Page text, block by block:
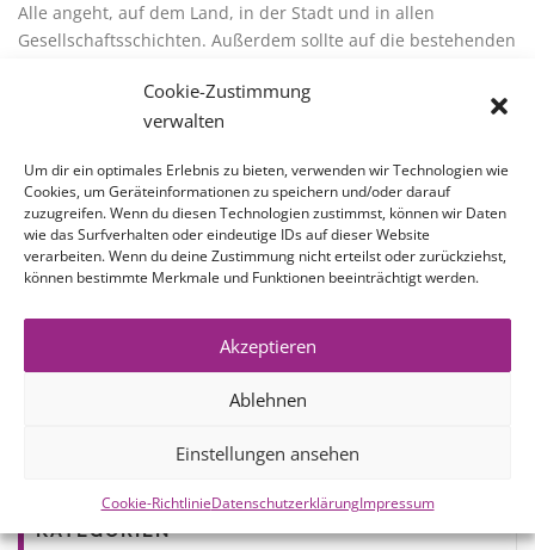
Cookie-Zustimmung
verwalten
Um dir ein optimales Erlebnis zu bieten, verwenden wir Technologien wie
Cookies, um Geräteinformationen zu speichern und/oder darauf
zuzugreifen. Wenn du diesen Technologien zustimmst, können wir Daten
wie das Surfverhalten oder eindeutige IDs auf dieser Website
verarbeiten. Wenn du deine Zustimmung nicht erteilst oder zurückziehst,
können bestimmte Merkmale und Funktionen beeinträchtigt werden.
Akzeptieren
Ablehnen
Einstellungen ansehen
Cookie-RichtlinieDatenschutzerklärungImpressum
Alle angeht, auf dem Land, in der Stadt und in allen
Gesellschaftsschichten. Außerdem sollte auf die bestehenden
Wir danken allen, die uns an diesem wichtigen Tag
für die Rechte und den Schutz von Frauen und Mädchen und
gegen Gewalt in jeglicher Form.
Noch bis zum 10. Dezember kommen täglich Beitrage zu den
Orange-Days auf unserem Instagram und Facebook Account
AKTUELLES
KATEGORIEN